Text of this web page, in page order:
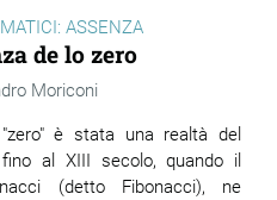
ASSENZA
de lo zero
Moriconi
è stata una realtà del
al XIII secolo, quando il
(detto Fibonacci), ne